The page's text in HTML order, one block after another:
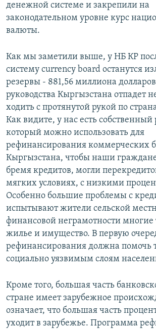
денежной системе и закрепили на
законодательном уровне курс
валюты.
Как мы заметили выше, у НБ КР
систему currency board останутся
резервы - 881,56 миллиона
руководства Кыргызстана отпадет
ходить с протянутой рукой по
Как видите, у нас есть собственный
который можно использовать для
рефинансирования коммерческих
Кыргызстана, чтобы наши
бремя кредитов, могли
мягких условиях, с низкими
Особенно большие проблемы с
испытывают жители сельской
финансовой неграмотности многие
жилье и имущество. В первую
рефинансирования должна помочь
социально уязвимым слоям
Кроме того, большая часть
стране имеет зарубежное
означает, что большая часть
уходит в зарубежье. Программа